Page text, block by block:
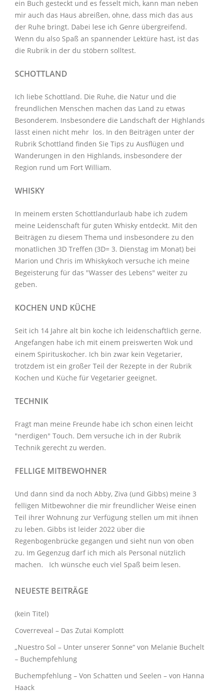
ein Buch gesteckt und es fesselt mich, kann man neben
mir auch das Haus abreißen, ohne, dass mich das aus
der Ruhe bringt. Dabei lese ich Genre übergreifend.
Wenn du also Spaß an spannender Lektüre hast, ist das
die Rubrik in der du stöbern solltest.
SCHOTTLAND
Ich liebe Schottland. Die Ruhe, die Natur und die
freundlichen Menschen machen das Land zu etwas
Besonderem. Insbesondere die Landschaft der Highlands
lässt einen nicht mehr los. In den Beiträgen unter der
Rubrik Schottland finden Sie Tips zu Ausflügen und
Wanderungen in den Highlands, insbesondere der
Region rund um Fort William.
WHISKY
In meinem ersten Schottlandurlaub habe ich zudem
meine Leidenschaft für guten Whisky entdeckt. Mit den
Beiträgen zu diesem Thema und insbesondere zu den
monatlichen 3D Treffen (3D= 3. Dienstag im Monat) bei
Marion und Chris im Whiskykoch versuche ich meine
Begeisterung für das "Wasser des Lebens" weiter zu
geben.
KOCHEN UND KÜCHE
Seit ich 14 Jahre alt bin koche ich leidenschaftlich gerne.
Angefangen habe ich mit einem preiswerten Wok und
einem Spirituskocher. Ich bin zwar kein Vegetarier,
trotzdem ist ein großer Teil der Rezepte in der Rubrik
Kochen und Küche für Vegetarier geeignet.
TECHNIK
Fragt man meine Freunde habe ich schon einen leicht
"nerdigen" Touch. Dem versuche ich in der Rubrik
Technik gerecht zu werden.
FELLIGE MITBEWOHNER
Und dann sind da noch Abby, Ziva (und Gibbs) meine 3
felligen Mitbewohner die mir freundlicher Weise einen
Teil ihrer Wohnung zur Verfügung stellen um mit ihnen
zu leben. Gibbs ist leider 2022 über die
Regenbogenbrücke gegangen und sieht nun von oben
zu. Im Gegenzug darf ich mich als Personal nützlich
machen. Ich wünsche euch viel Spaß beim lesen.
NEUESTE BEITRÄGE
(kein Titel)
Coverreveal – Das Zutai Komplott
„Nuestro Sol – Unter unserer Sonne“ von Melanie Buchelt
– Buchempfehlung
Buchempfehlung – Von Schatten und Seelen – von Hanna
Haack